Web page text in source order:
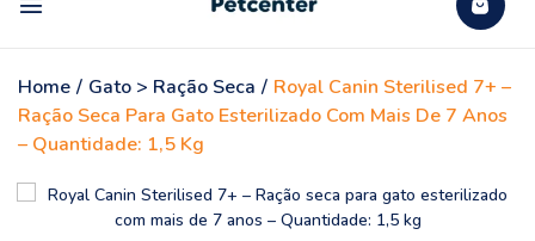
Home / Gato > Ração Seca / Royal Canin Sterilised 7+ –
Ração Seca Para Gato Esterilizado Com Mais De 7 Anos
– Quantidade: 1,5 Kg